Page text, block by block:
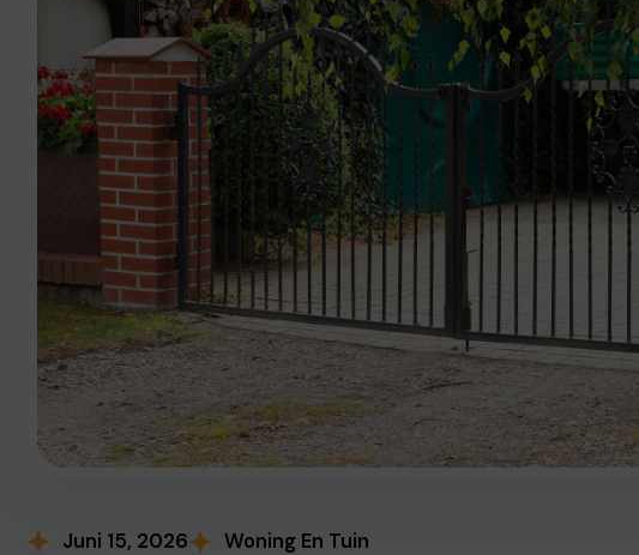
Juni 15, 2026 Woning En Tuin